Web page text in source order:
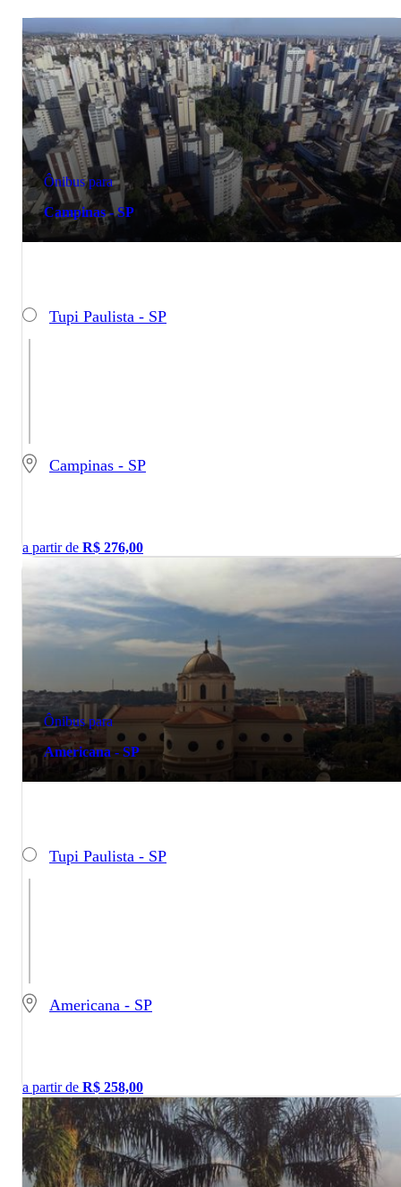
Ônibus para
Campinas - SP
Tupi Paulista - SP
Campinas - SP
a partir de R$ 276,00
Ônibus para
Americana - SP
Tupi Paulista - SP
Americana - SP
a partir de R$ 258,00